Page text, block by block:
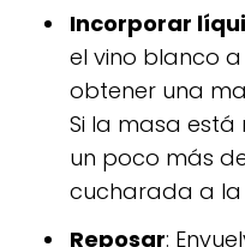
Incorporar
el vino blanco
obtener una
Si la masa
un poco más
cucharada a la
Reposar: